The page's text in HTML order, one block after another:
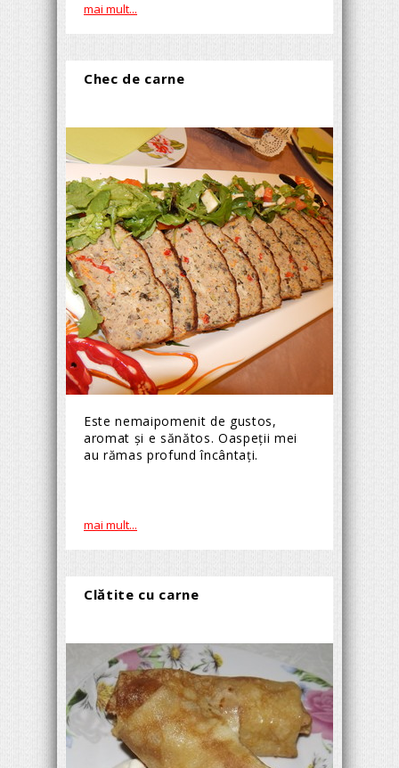
mai mult...
Chec de carne
Este nemaipomenit de gustos,
aromat și e sănătos. Oaspeții mei
au rămas profund încântați.
mai mult...
Clătite cu carne